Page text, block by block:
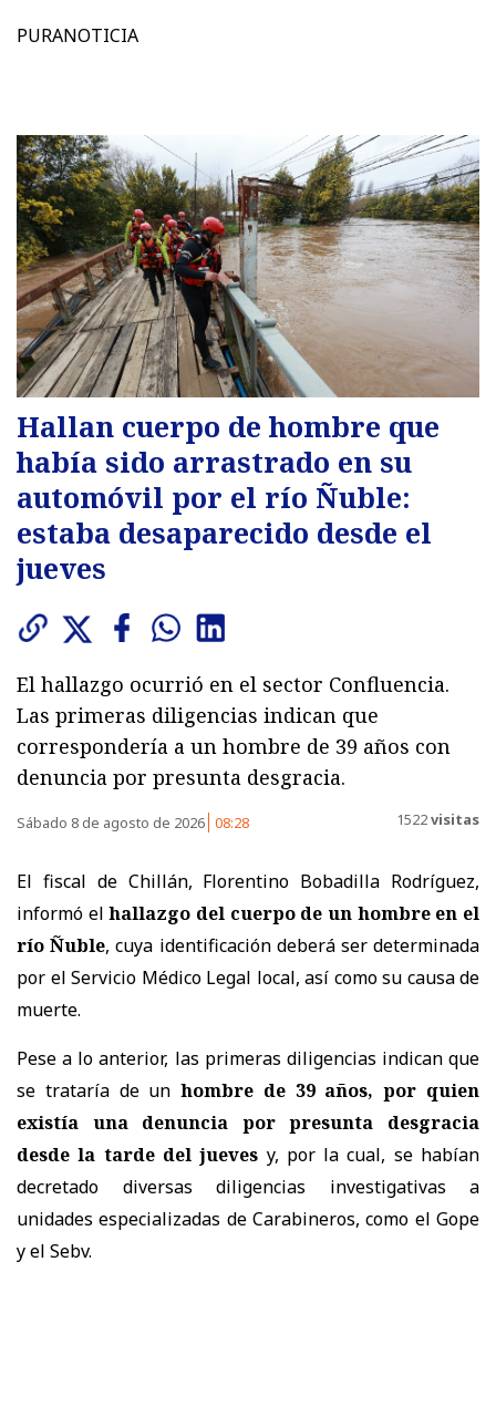
PURANOTICIA
Hallan cuerpo de hombre que
había sido arrastrado en su
automóvil por el río Ñuble:
estaba desaparecido desde el
jueves
El hallazgo ocurrió en el sector Confluencia.
Las primeras diligencias indican que
correspondería a un hombre de 39 años con
denuncia por presunta desgracia.
Sábado 8 de agosto de 2026 08:28 1522visitas
El fiscal de Chillán, Florentino Bobadilla Rodríguez,
informó elhallazgo del cuerpo de un hombre en el
río Ñuble, cuya identificación deberá ser determinada
por el Servicio Médico Legal local, así como su causa de
muerte.
Pese a lo anterior, las primeras diligencias indican que
se trataría de unhombre de 39 años, por quien
existía una denuncia por presunta desgracia
desde la tarde del jueves y, por la cual, se habían
decretado diversas diligencias investigativas a
unidades especializadas de Carabineros, como el Gope
y el Sebv.